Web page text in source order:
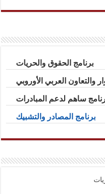
برنامج الحقوق والحريات
والتعاون العربي الأوروبي
ساهم لدعم المبادرات
برنامج المصادر والتشبيك